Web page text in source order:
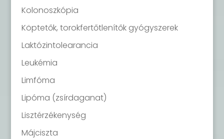
Kolonoszkópia
Köptetők, torokfertőtlenítők gyógyszerek
Laktózintolearancia
Leukémia
Limfóma
Lipóma (zsírdaganat)
Lisztérzékenység
Májciszta